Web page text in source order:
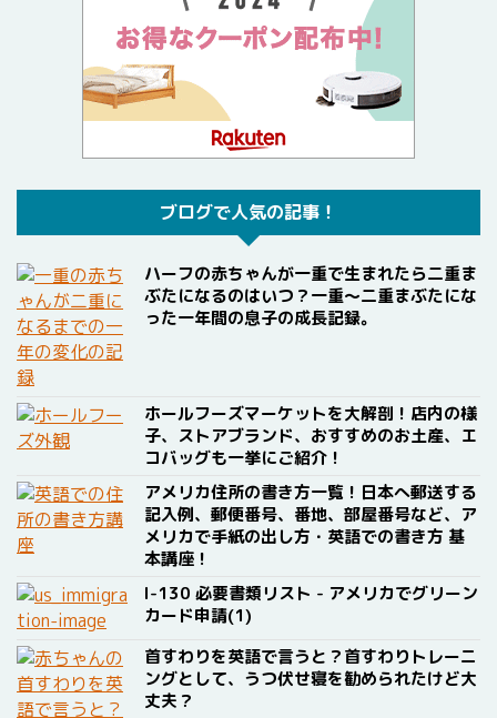
ブログで人気の記事！
ハーフの赤ちゃんが一重で生まれたら二重ま
ぶたになるのはいつ？一重〜二重まぶたにな
った一年間の息子の成長記録。
ホールフーズマーケットを大解剖！店内の様
子、ストアブランド、おすすめのお土産、エ
コバッグも一挙にご紹介！
アメリカ住所の書き方一覧！日本へ郵送する
記入例、郵便番号、番地、部屋番号など、ア
メリカで手紙の出し方・英語での書き方 基
本講座！
I-130 必要書類リスト - アメリカでグリーン
カード申請(1)
首すわりを英語で言うと？首すわりトレーニ
ングとして、うつ伏せ寝を勧められたけど大
丈夫？